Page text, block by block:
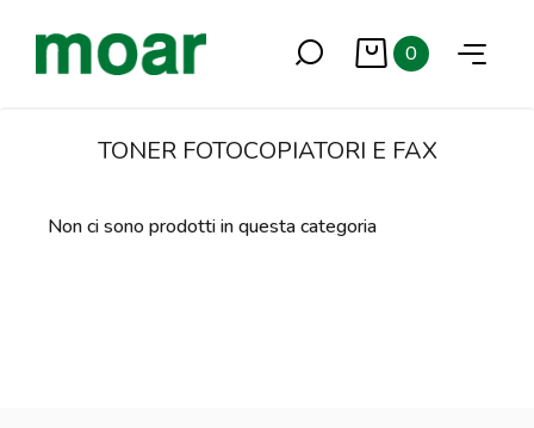
0
TONER FOTOCOPIATORI E FAX
Non ci sono prodotti in questa categoria